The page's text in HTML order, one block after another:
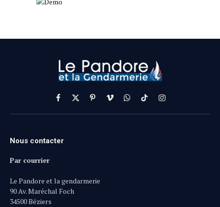
Facebook
X
(Twitter)
PinterestVimeoWhatsApp
TikTokInstagram
Nous contacter
Par courrier
Le Pandore et la gendarmerie
90 Av. Maréchal Foch
34500 Béziers